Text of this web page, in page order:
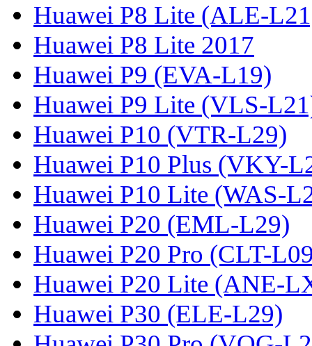
Huawei P8 Lite (ALE-
Huawei P8 Lite 2017
Huawei P9 (EVA-L19)
Huawei P9 Lite (VLS-
Huawei P10 (VTR-L29)
Huawei P10 Plus (VKY-
Huawei P10 Lite (WAS-
Huawei P20 (EML-L29)
Huawei P20 Pro (CLT-
Huawei P20 Lite (ANE-
Huawei P30 (ELE-L29)